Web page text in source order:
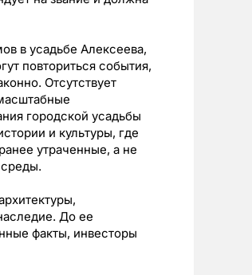
в усадьбе Алексеева,
повториться события,
Отсутствует
городской усадьбы
и культуры, где
утраченные, а не
До ее
факты, инвесторы